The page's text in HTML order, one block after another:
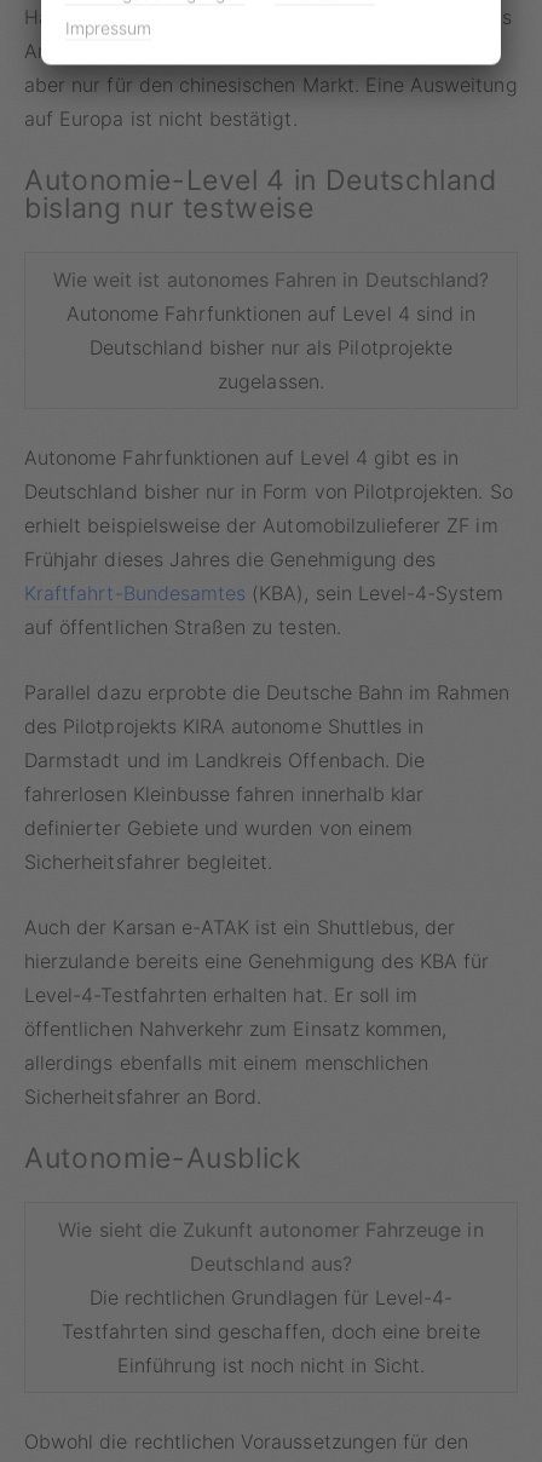
Haftungsgarantie für autonomes Parken einführt. Das
Angebot inklusive der Haftungszusage gilt aktuell
aber nur für den chinesischen Markt. Eine Ausweitung
auf Europa ist nicht bestätigt.
Autonomie-Level 4 in Deutschland
bislang nur testweise
Wie weit ist autonomes Fahren in Deutschland?
Autonome Fahrfunktionen auf Level 4 sind in
Deutschland bisher nur als Pilotprojekte
zugelassen.
Autonome Fahrfunktionen auf Level 4 gibt es in
Deutschland bisher nur in Form von Pilotprojekten. So
erhielt beispielsweise der Automobilzulieferer ZF im
Frühjahr dieses Jahres die Genehmigung des
Kraftfahrt-Bundesamtes (KBA), sein Level-4-System
auf öffentlichen Straßen zu testen.
Parallel dazu erprobte die Deutsche Bahn im Rahmen
des Pilotprojekts KIRA autonome Shuttles in
Darmstadt und im Landkreis Offenbach. Die
fahrerlosen Kleinbusse fahren innerhalb klar
definierter Gebiete und wurden von einem
Sicherheitsfahrer begleitet.
Auch der Karsan e-ATAK ist ein Shuttlebus, der
hierzulande bereits eine Genehmigung des KBA für
Level-4-Testfahrten erhalten hat. Er soll im
öffentlichen Nahverkehr zum Einsatz kommen,
allerdings ebenfalls mit einem menschlichen
Sicherheitsfahrer an Bord.
Autonomie-Ausblick
Wie sieht die Zukunft autonomer Fahrzeuge in
Deutschland aus?
Die rechtlichen Grundlagen für Level-4-
Testfahrten sind geschaffen, doch eine breite
Einführung ist noch nicht in Sicht.
Obwohl die rechtlichen Voraussetzungen für den
Impressum